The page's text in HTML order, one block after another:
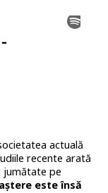
actuală
recente arată
jumătate pe
este însă